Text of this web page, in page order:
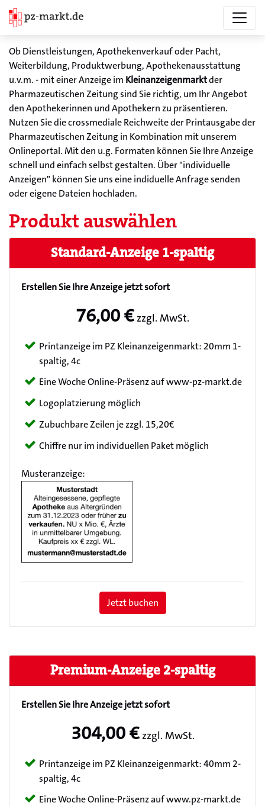
Ob Dienstleistungen, Apothekenverkauf oder Pacht,
Weiterbildung, Produktwerbung, Apothekenausstattung
u.v.m. - mit einer Anzeige im Kleinanzeigenmarktder
Pharmazeutischen Zeitung sind Sie richtig, um Ihr Angebot
den Apothekerinnen und Apothekern zu präsentieren.
Nutzen Sie die crossmediale Reichweite der Printausgabe der
Pharmazeutischen Zeitung in Kombination mit unserem
Onlineportal. Mit den u.g. Formaten können Sie Ihre Anzeige
schnell und einfach selbst gestalten. Über "individuelle
Anzeigen" können Sie uns eine indiduelle Anfrage senden
oder eigene Dateien hochladen.
Produkt auswählen
Standard-Anzeige 1-spaltig
Erstellen Sie Ihre Anzeige jetzt sofort
76,00 €zzgl. MwSt.
Printanzeige im PZ Kleinanzeigenmarkt: 20mm 1-
spaltig, 4c
Eine Woche Online-Präsenz auf www-pz-markt.de
Logoplatzierung möglich
Zubuchbare Zeilen je zzgl. 15,20€
Chiffre nur im individuellen Paket möglich
Musteranzeige:
Jetzt buchen
Premium-Anzeige 2-spaltig
Erstellen Sie Ihre Anzeige jetzt sofort
304,00 €zzgl. MwSt.
Printanzeige im PZ Kleinanzeigenmarkt: 40mm 2-
spaltig, 4c
Eine Woche Online-Präsenz auf www.pz-markt.de